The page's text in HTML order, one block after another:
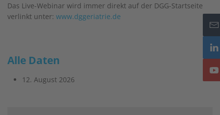
Das Live-Webinar wird immer direkt auf der DGG-Startseite
verlinkt unter: www.dggeriatrie.de
Alle Daten
12. August 2026